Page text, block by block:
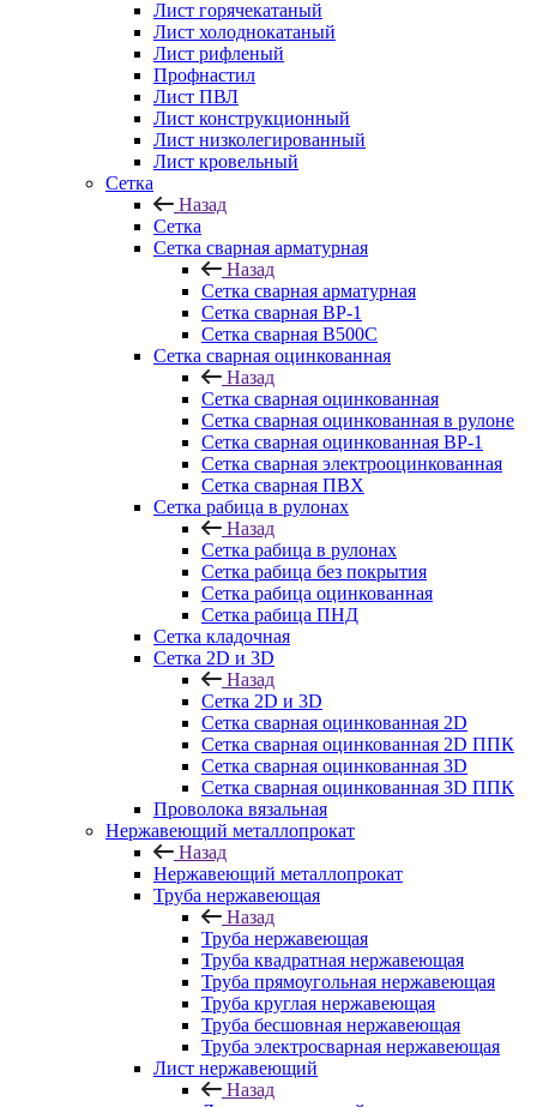
Лист горячекатаный
Лист холоднокатаный
Лист рифленый
Профнастил
Лист ПВЛ
Лист конструкционный
Лист низколегированный
Лист кровельный
Сетка
Назад
Сетка
Сетка сварная арматурная
Назад
Сетка сварная арматурная
Сетка сварная ВР-1
Сетка сварная В500С
Сетка сварная оцинкованная
Назад
Сетка сварная оцинкованная
Сетка сварная оцинкованная в рулоне
Сетка сварная оцинкованная ВР-1
Сетка сварная электрооцинкованная
Сетка сварная ПВХ
Сетка рабица в рулонах
Назад
Сетка рабица в рулонах
Сетка рабица без покрытия
Сетка рабица оцинкованная
Сетка рабица ПНД
Сетка кладочная
Сетка 2D и 3D
Назад
Сетка 2D и 3D
Сетка сварная оцинкованная 2D
Сетка сварная оцинкованная 2D ППК
Сетка сварная оцинкованная 3D
Сетка сварная оцинкованная 3D ППК
Проволока вязальная
Нержавеющий металлопрокат
Назад
Нержавеющий металлопрокат
Труба нержавеющая
Назад
Труба нержавеющая
Труба квадратная нержавеющая
Труба прямоугольная нержавеющая
Труба круглая нержавеющая
Труба бесшовная нержавеющая
Труба электросварная нержавеющая
Лист нержавеющий
Назад